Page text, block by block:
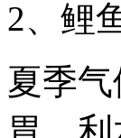
2、鲤
夏季
胃、